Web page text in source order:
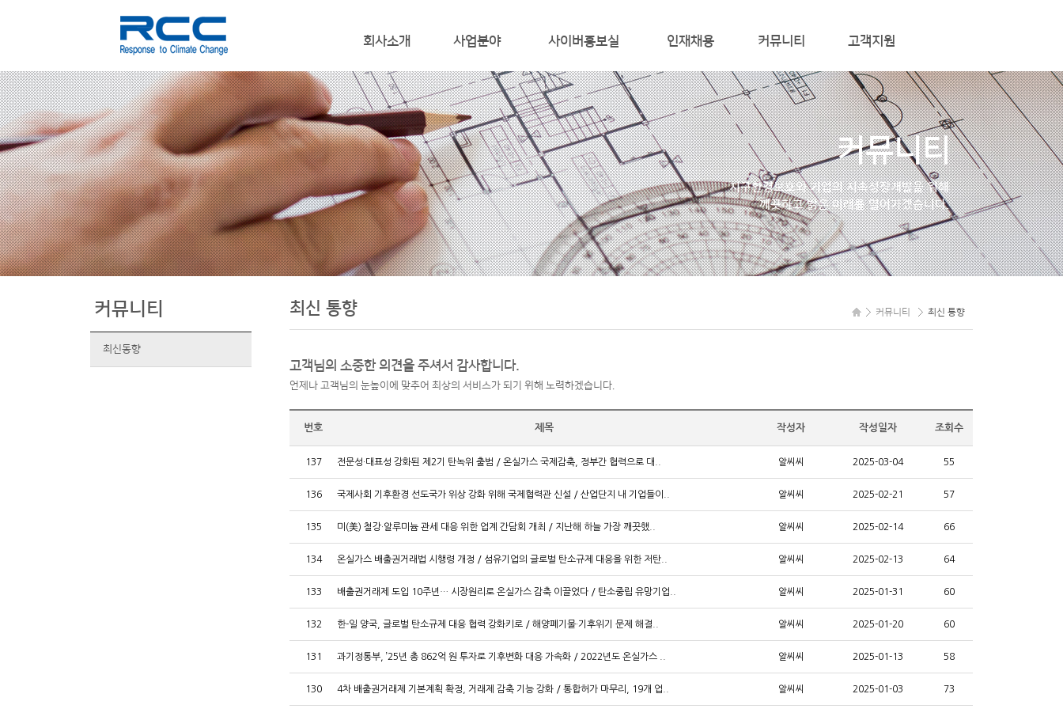
회사소개
ABOUT RCC
CEO 인사말
연 혁
사업영역
조직도
주요 사업 실적
사업분야
온실가스 규제 대응
에너지 경영,에너지진단 사업
통합환경관리
CDM, 해외사업
TOTAL IT 솔루션
사이버홍보실
RCC 언론뉴스
홍보 동영상
면허 및 인증
인재채용
인재상
채용안내
커뮤니티
최신 동향
고객지원
컨설팅 문의/신청
질문과 답변
온라인 문의
관련사이트
MEMBER
커뮤니티
지구환경보호와 기업의지속성장개발을 위해
깨끗하고 밝은 미래를열어가겠습니다.
커뮤니티
최신동향
커뮤니티 최신 통향
최신 통향
고객님의 소중한 의견을 주셔서 감사합니다.
언제나 고객님의 눈높이에 맞추어 최상의 서비스가 되기 위해 노력하겠습니다.
번호 제목 작성자 작성일자 조회수
137 전문성·대표성 강화된 제2기 탄녹위 출범 / 온실가스 국제감축, 정부간 협력으로 대.. 알씨씨 2025-03-04 55
136 국제사회 기후환경 선도국가 위상 강화 위해 국제협력관 신설 / 산업단지 내 기업들이.. 알씨씨 2025-02-21 57
135 미(美) 철강·알루미늄 관세 대응 위한 업계 간담회 개최 / 지난해 하늘 가장 깨끗했.. 알씨씨 2025-02-14 66
134 온실가스 배출권거래법 시행령 개정 / 섬유기업의 글로벌 탄소규제 대응을 위한 저탄.. 알씨씨 2025-02-13 64
133 배출권거래제 도입 10주년… 시장원리로 온실가스 감축 이끌었다 / 탄소중립 유망기업.. 알씨씨 2025-01-31 60
132 한-일 양국, 글로벌 탄소규제 대응 협력 강화키로 / 해양폐기물·기후위기 문제 해결.. 알씨씨 2025-01-20 60
131 과기정통부, ’25년 총 862억 원 투자로 기후변화 대응 가속화 / 2022년도 온실가스 .. 알씨씨 2025-01-13 58
130 4차 배출권거래제 기본계획 확정, 거래제 감축 기능 강화 / 통합허가 마무리, 19개 업.. 알씨씨 2025-01-03 73